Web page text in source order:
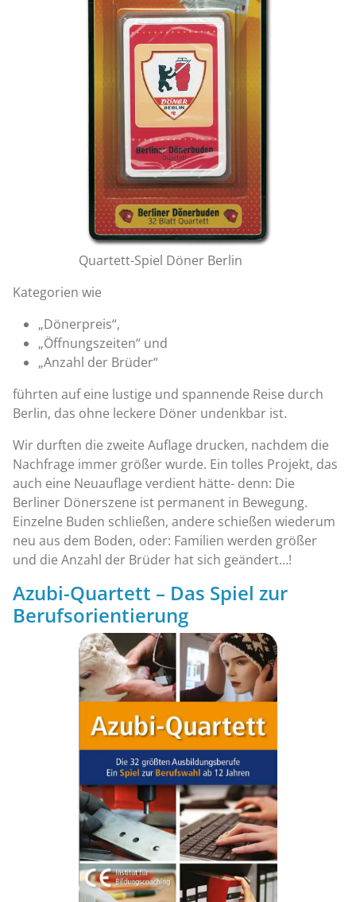
Quartett-Spiel Döner Berlin
Kategorien wie
„Dönerpreis“,
„Öffnungszeiten“ und
„Anzahl der Brüder“
führten auf eine lustige und spannende Reise durch
Berlin, das ohne leckere Döner undenkbar ist.
Wir durften die zweite Auflage drucken, nachdem die
Nachfrage immer größer wurde. Ein tolles Projekt, das
auch eine Neuauflage verdient hätte- denn: Die
Berliner Dönerszene ist permanent in Bewegung.
Einzelne Buden schließen, andere schießen wiederum
neu aus dem Boden, oder: Familien werden größer
und die Anzahl der Brüder hat sich geändert…!
Azubi-Quartett – Das Spiel zur
Berufsorientierung